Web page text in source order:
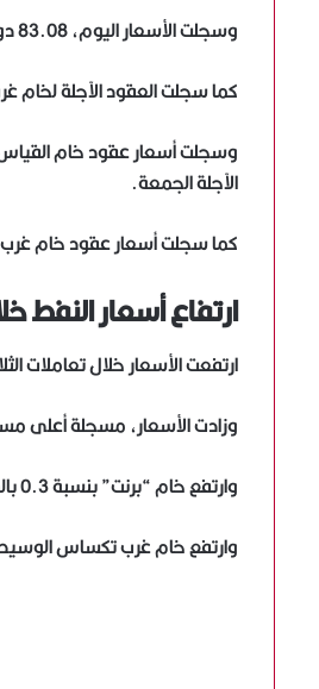
وسجلت الأسعار اليوم، 83.08 دولار للبرميل وذلك للعقود الآجلة لخام القياس العالمي برنت.
كما سجلت العقود الآجلة لخام غرب تكساس
وسجلت أسعار عقود خام القياس
الآجلة الجمعة.
كما سجلت أسعار عقود خام غرب
ارتفاع أسعار النفط
ارتفعت الأسعار خلال تعاملات الثلاثاء 5
وزادت الأسعار، مسجلة أعلى مستوياتها في 3 سنوات، لتواصل المكاسب التي
وارتفع خام “برنت” بنسبة 0.3 بالمئة إلى 81.49 دولار للبرميل، بعد أن صعد 2.5 بالمئة أمس الاثنين.
وارتفع خام غرب تكساس الوسيط، بنسبة 0.2 بالمئة إلى 77.74 دولار للبرميل، بعد ارتفاعه